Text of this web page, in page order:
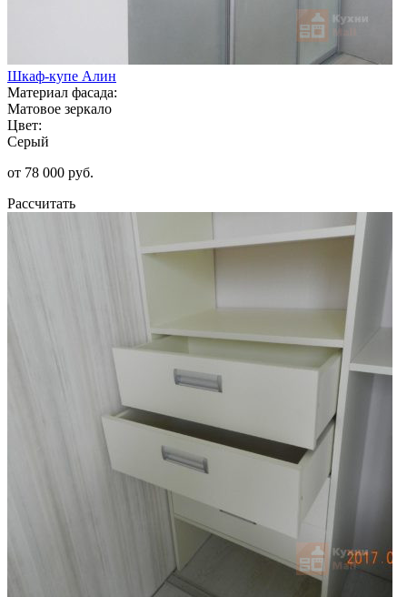
Шкаф-купе Алин
Материал фасада:
Матовое зеркало
Цвет:
Серый
от 78 000 руб.
Рассчитать